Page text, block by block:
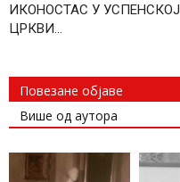
ИКОНОСТАС У УСПЕНСКОЈ
ЦРКВИ…
Повезане објаве
Више од аутора